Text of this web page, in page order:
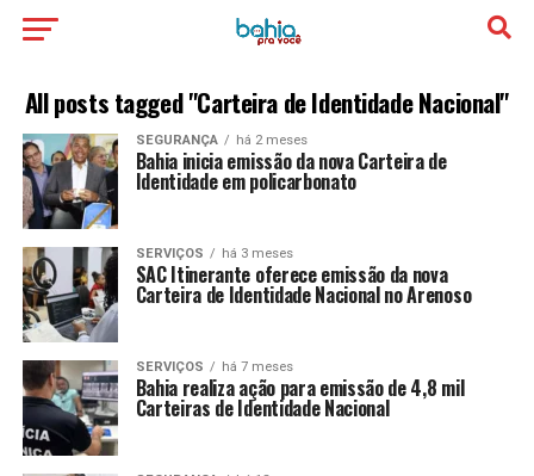
All posts tagged "Carteira de Identidade Nacional"
SEGURANÇA há 2 meses
Bahia inicia emissão da nova Carteira de
Identidade em policarbonato
SERVIÇOS há 3 meses
SAC Itinerante oferece emissão da nova
Carteira de Identidade Nacional no Arenoso
SERVIÇOS há 7 meses
Bahia realiza ação para emissão de 4,8 mil
Carteiras de Identidade Nacional